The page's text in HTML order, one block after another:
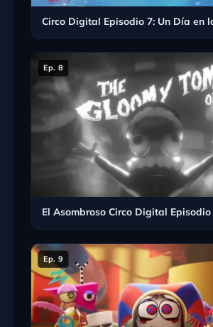
Circo Digital Episodio 7: Un Día en
Ep. 8
El Asombroso Circo Digital Episodio
Ep. 9